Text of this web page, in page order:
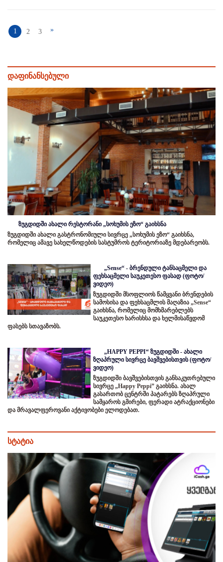
1 2 3 »
დაფინანსებული
ზუგდიდში ახალი რესტორანი „სოხუმის ეზო“ გაიხსნა
ზუგდიდში ახალი გასტრონომიული სივრცე „სოხუმის ეზო“ გაიხსნა,
რომელიც ამავე სახელწოდების სასტუმროს ტერიტორიაზე მდებარეობს.
„Sense“ - ბრენდული ტანსაცმელი და
ფეხსაცმელი საუკეთესო ფასად (ფოტო/
ვიდეო)
ზუგდიდში მსოფლიოს წამყვანი ბრენდების
სამოსისა და ფეხსაცმლის მაღაზია „Sense“
გაიხსნა, რომელიც მომხმარებლებს
საუკეთესო ხარისხსა და ხელმისაწვდომ
ფასებს სთავაზობს.
„HAPPY PEPPI“ ზუგდიდში - ახალი
ზღაპრული სივრცე ბავშვებისთვის (ფოტო/
ვიდეო)
ზუგდიდში ბავშვებისთვის განსაკუთრებული
სივრცე „Happy Peppi” გაიხსნა. ახალ
გასართობ ცენტრში პატარებს ზღაპრული
სამყაროს გმირები, ფერადი ატრაქციონები
და მრავალფეროვანი აქტივობები ელოდებათ.
სტატია